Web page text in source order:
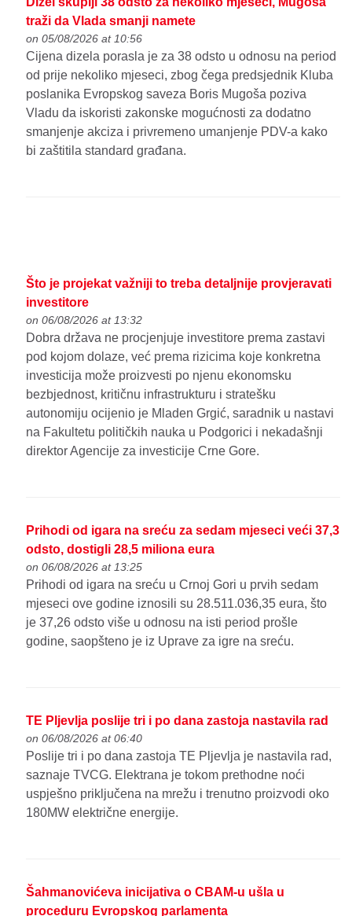
traži da Vlada smanji namete
on 05/08/2026 at 10:56
Cijena dizela porasla je za 38 odsto u odnosu na period
od prije nekoliko mjeseci, zbog čega predsjednik Kluba
poslanika Evropskog saveza Boris Mugoša poziva
Vladu da iskoristi zakonske mogućnosti za dodatno
smanjenje akciza i privremeno umanjenje PDV-a kako
bi zaštitila standard građana.
Što je projekat važniji to treba detaljnije provjeravati
investitore
on 06/08/2026 at 13:32
Dobra država ne procjenjuje investitore prema zastavi
pod kojom dolaze, već prema rizicima koje konkretna
investicija može proizvesti po njenu ekonomsku
bezbjednost, kritičnu infrastrukturu i stratešku
autonomiju ocijenio je Mladen Grgić, saradnik u nastavi
na Fakultetu političkih nauka u Podgorici i nekadašnji
direktor Agencije za investicije Crne Gore.
Prihodi od igara na sreću za sedam mjeseci veći 37,3
odsto, dostigli 28,5 miliona eura
on 06/08/2026 at 13:25
Prihodi od igara na sreću u Crnoj Gori u prvih sedam
mjeseci ove godine iznosili su 28.511.036,35 eura, što
je 37,26 odsto više u odnosu na isti period prošle
godine, saopšteno je iz Uprave za igre na sreću.
TE Pljevlja poslije tri i po dana zastoja nastavila rad
on 06/08/2026 at 06:40
Poslije tri i po dana zastoja TE Pljevlja je nastavila rad,
saznaje TVCG. Elektrana je tokom prethodne noći
uspješno priključena na mrežu i trenutno proizvodi oko
180MW električne energije.
Šahmanovićeva inicijativa o CBAM-u ušla u
proceduru Evropskog parlamenta